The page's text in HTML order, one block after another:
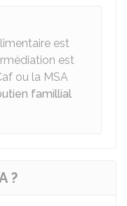
est
est
ou la MSA
famillial
?